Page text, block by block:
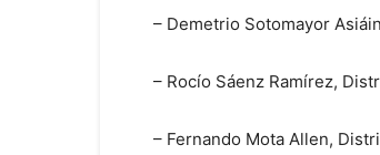
– Demetrio Sotomayor
– Rocío Sáenz Ramírez,
– Fernando Mota Allen,